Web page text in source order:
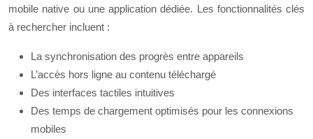
mobile native ou une application dédiée. Les fonctionnalités clés
à rechercher incluent :
La synchronisation des progrès entre appareils
L’accès hors ligne au contenu téléchargé
Des interfaces tactiles intuitives
Des temps de chargement optimisés pour les connexions
mobiles